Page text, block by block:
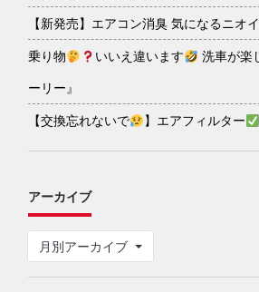
【新発売】エアコン消臭 気になるニオ
乗り物 いいえ違います 洗車が楽
ーリー』
【交換忘れないで 】エアフィルター
アーカイブ
月別アーカイブ